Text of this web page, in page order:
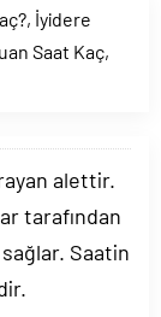
, İyidere
Saat Kaç,
alettir.
tarafından
Saatin